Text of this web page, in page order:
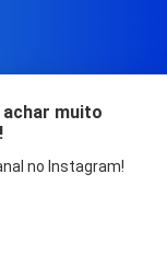
achar muito
no Instagram!